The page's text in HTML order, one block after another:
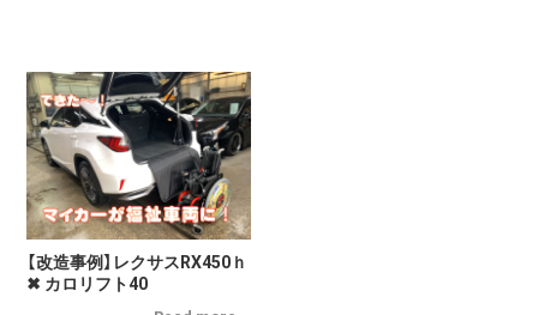
【改造事例】レクサスRX450ｈ
✖ カロリフト40